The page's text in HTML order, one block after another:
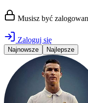
Musisz być
Zaloguj się
Najnowsze Najlepsze